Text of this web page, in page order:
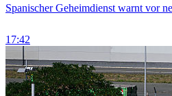
Spanischer Geheimdienst warnt vor
17:42